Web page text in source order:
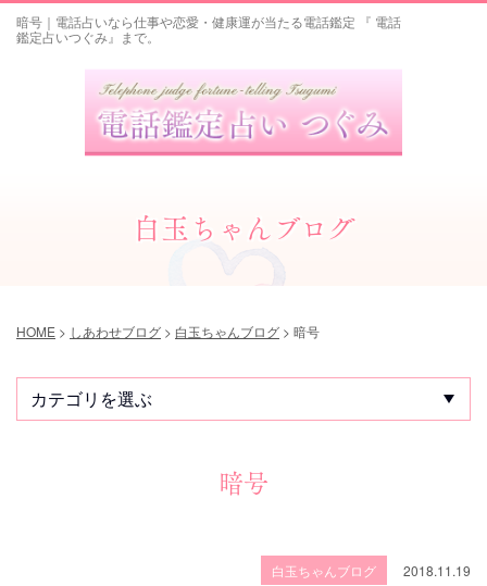
暗号｜電話占いなら仕事や恋愛・健康運が当たる電話鑑定 『 電話
鑑定占いつぐみ』まで。
白玉ちゃんブログ
HOME > しあわせブログ > 白玉ちゃんブログ > 暗号
暗号
白玉ちゃんブログ 2018.11.19